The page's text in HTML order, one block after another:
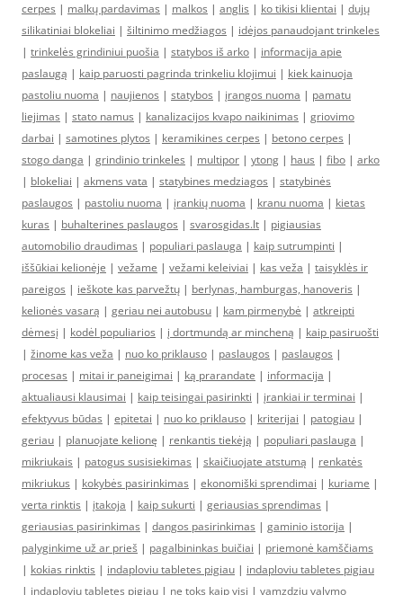
cerpes | malkų pardavimas | malkos | anglis | ko tikisi klientai | dujų
silikatiniai blokeliai | šiltinimo medžiagos | idėjos panaudojant trinkeles
| trinkelės grindiniui puošia | statybos iš arko | informacija apie
paslaugą | kaip paruosti pagrinda trinkeliu klojimui | kiek kainuoja
pastoliu nuoma | naujienos | statybos | įrangos nuoma | pamatu
liejimas | stato namus | kanalizacijos kvapo naikinimas | griovimo
darbai | samotines plytos | keramikines cerpes | betono cerpes |
stogo danga | grindinio trinkeles | multipor | ytong | haus | fibo | arko
| blokeliai | akmens vata | statybines medziagos | statybinės
paslaugos | pastoliu nuoma | įrankių nuoma | kranu nuoma | kietas
kuras | buhalterines paslaugos | svarosgidas.lt | pigiausias
automobilio draudimas | populiari paslauga | kaip sutrumpinti |
iššūkiai kelionėje | vežame | vežami keleiviai | kas veža | taisyklės ir
pareigos | ieškote kas parvežtų | berlynas, hamburgas, hanoveris |
kelionės vasarą | geriau nei autobusu | kam pirmenybė | atkreipti
dėmesį | kodėl populiarios | į dortmundą ar mincheną | kaip pasiruošti
| žinome kas veža | nuo ko priklauso | paslaugos | paslaugos |
procesas | mitai ir paneigimai | ką prarandate | informacija |
aktualiausi klausimai | kaip teisingai pasirinkti | įrankiai ir terminai |
efektyvus būdas | epitetai | nuo ko priklauso | kriterijai | patogiau |
geriau | planuojate kelionę | renkantis tiekėją | populiari paslauga |
mikriukais | patogus susisiekimas | skaičiuojate atstumą | renkatės
mikriukus | kokybės pasirinkimas | ekonomiški sprendimai | kuriame |
verta rinktis | įtakoja | kaip sukurti | geriausias sprendimas |
geriausias pasirinkimas | dangos pasirinkimas | gaminio istorija |
palyginkime už ar prieš | pagalbininkas buičiai | priemonė kamščiams
| kokias rinktis | indaploviu tabletes pigiau | indaploviu tabletes pigiau
| indaploviu tabletes pigiau | ne toks kaip visi | vamzdziu valymo